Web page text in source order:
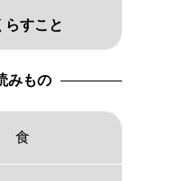
らすこと
みもの
食